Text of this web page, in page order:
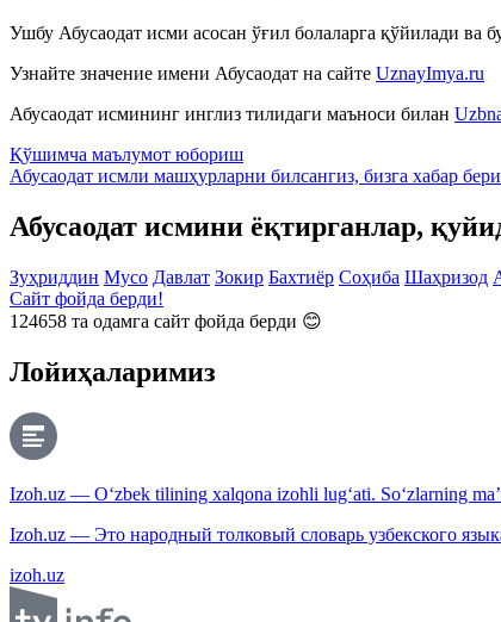
Ушбу Абусаодат исми асосан ўғил болаларга қўйилади ва
Узнайте значение имени Абусаодат на сайте UznayImya.ru
Абусаодат исмининг инглиз тилидаги маъноси билан
Қўшимча маълумот юбориш
Абусаодат исмли машҳурларни билсангиз, бизга хабар
Абусаодат исмини ёқтирганлар,
Зуҳриддин Мусо Давлат Зокир Бахтиёр Соҳиба Шаҳризод
Сайт фойда берди!
124658 та одамга сайт фойда берди 😊
Лойиҳаларимиз
Izoh.uz — O‘zbek tilining xalqona izohli lug‘ati. So‘zlarning
Izoh.uz — Это народный толковый словарь узбекского
izoh.uz